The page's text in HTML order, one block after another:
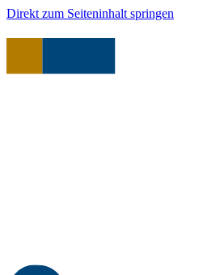
Direkt zum Seiteninhalt springen